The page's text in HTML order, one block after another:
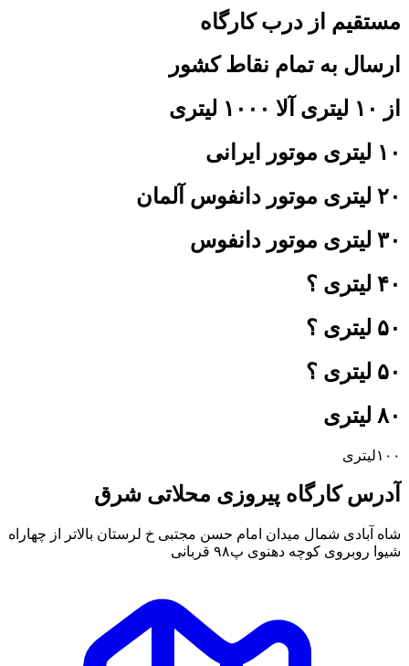
تماس با ما
مستقیم از درب کارگاه
ارسال به تمام نقاط کشور
از ۱۰ لیتری آلا ۱۰۰۰ لیتری
۱۰ لیتری موتور ایرانی
۲۰ لیتری موتور دانفوس آلمان
۳۰ لیتری موتور دانفوس
۴۰ لیتری ؟
۵۰ لیتری ؟
۵۰ لیتری ؟
۸۰ لیتری
۱۰۰لیتری
آدرس کارگاه پیروزی محلاتی شرق
شاه آبادی شمال میدان امام حسن مجتبی خ لرستان بالاتر از چهاراه
شیوا روبروی کوچه دهنوی پ۹۸ قربانی